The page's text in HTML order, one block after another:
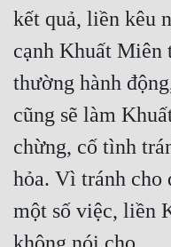
kết quả, liền kêu
cạnh Khuất Miên
thường hành
cũng sẽ làm
chừng, cố tình
hỏa. Vì tránh cho
một số việc, liền